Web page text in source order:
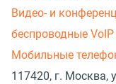
Видео- и
беспроводные
Мобильные
117420, г. Москва,